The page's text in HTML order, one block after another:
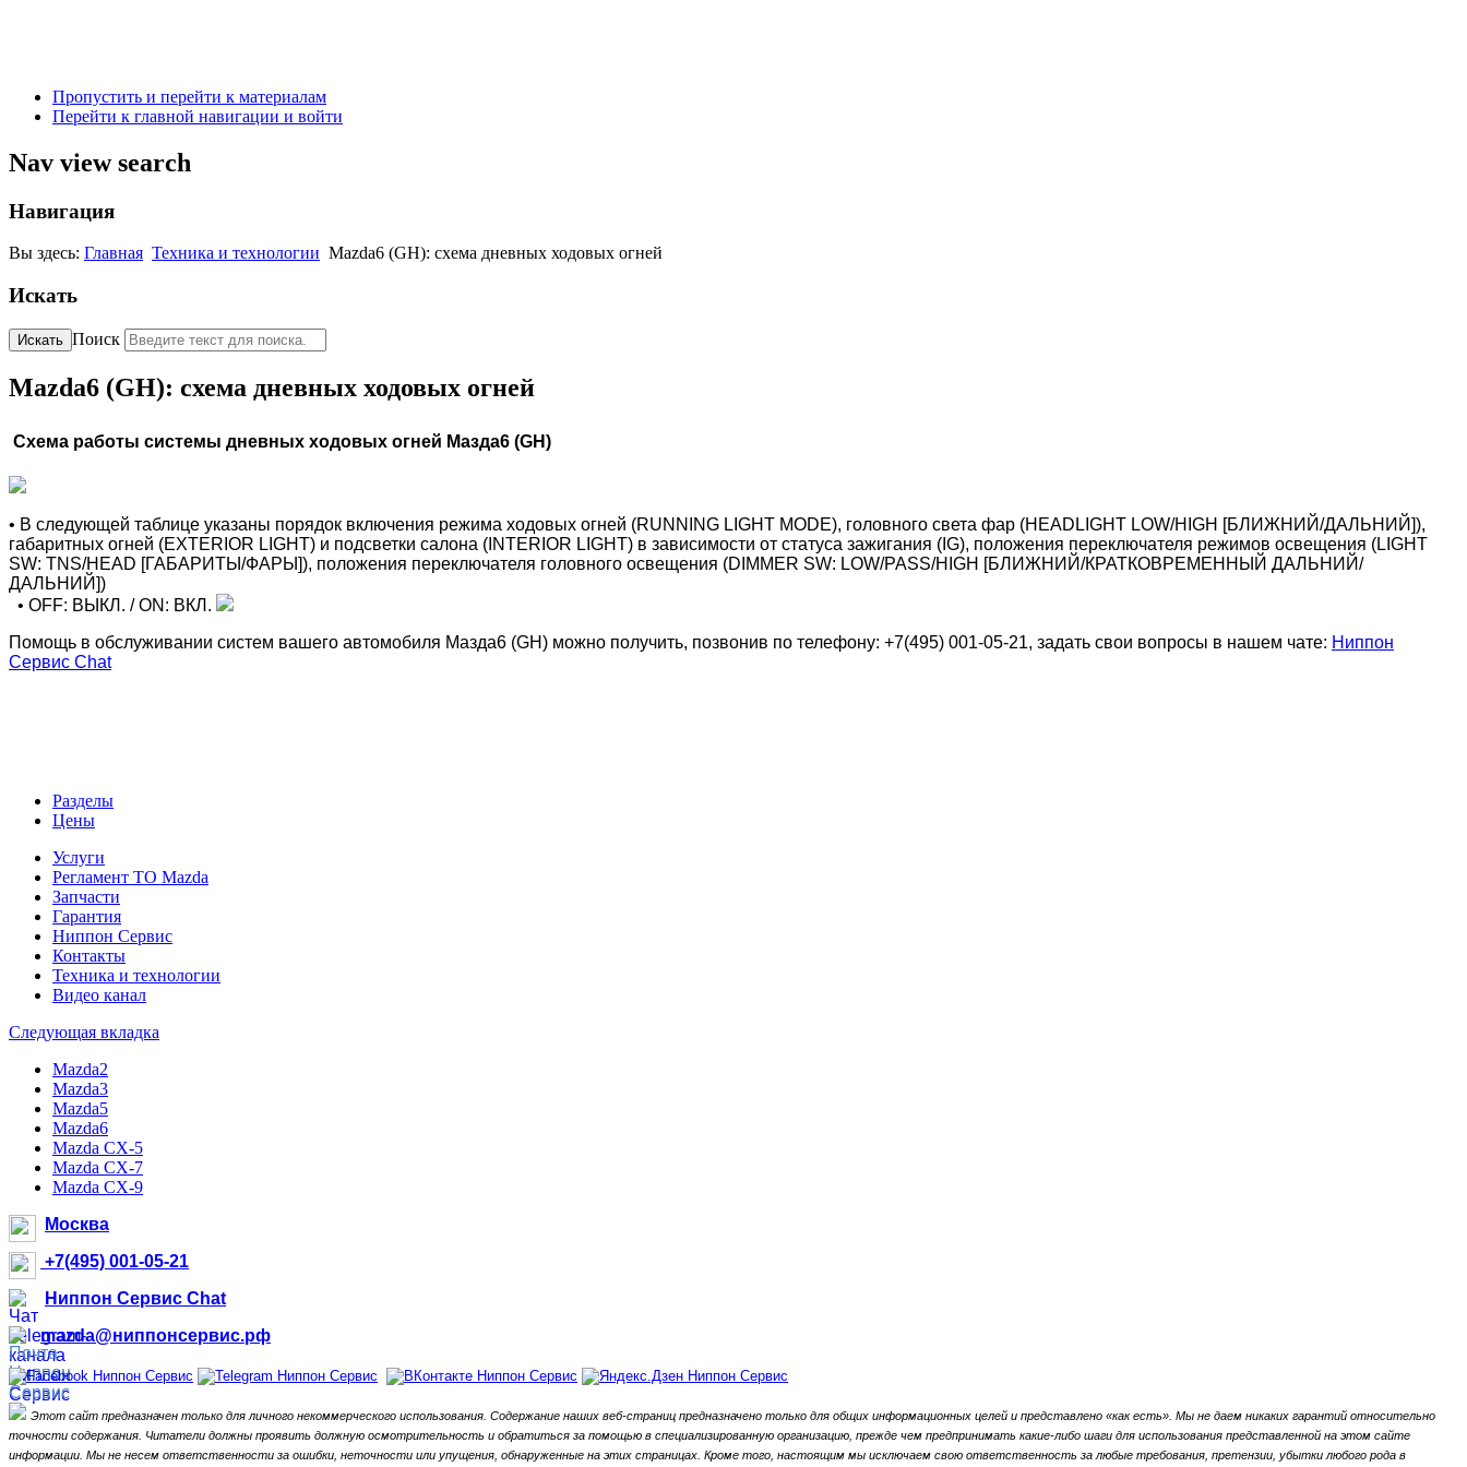
Пропустить и перейти к материалам
Перейти к главной навигации и войти
Nav view search
Навигация
Вы здесь: Главная Техника и технологии Mazda6 (GH): схема дневных ходовых огней
Искать
Искать Поиск
Mazda6 (GH): схема дневных ходовых огней
Схема работы системы дневных ходовых огней Мазда6 (GH)
• В следующей таблице указаны порядок включения режима ходовых огней (RUNNING LIGHT MODE), головного света фар (HEADLIGHT LOW/HIGH [БЛИЖНИЙ/ДАЛЬНИЙ]),
габаритных огней (EXTERIOR LIGHT) и подсветки салона (INTERIOR LIGHT) в зависимости от статуса зажигания (IG), положения переключателя режимов освещения (LIGHT
SW: TNS/HEAD [ГАБАРИТЫ/ФАРЫ]), положения переключателя головного освещения (DIMMER SW: LOW/PASS/HIGH [БЛИЖНИЙ/КРАТКОВРЕМЕННЫЙ ДАЛЬНИЙ/
ДАЛЬНИЙ])
• OFF: ВЫКЛ. / ON: ВКЛ.
Помощь в обслуживании систем вашего автомобиля Мазда6 (GH) можно получить, позвонив по телефону: +7(495) 001-05-21, задать свои вопросы в нашем чате: Ниппон
Сервис Chat
Разделы
Цены
Услуги
Регламент ТО Mazda
Запчасти
Гарантия
Ниппон Сервис
Контакты
Техника и технологии
Видео канал
Следующая вкладка
Mazda2
Mazda3
Mazda5
Mazda6
Mazda CX-5
Mazda CX-7
Mazda CX-9
Москва
+7(495) 001-05-21
Ниппон Сервис Chat
mazda@ниппонсервис.рф
Этот сайт предназначен только для личного некоммерческого использования. Содержание наших веб-страниц предназначено только для общих информационных целей и представлено «как есть». Мы не даем никаких гарантий относительно
точности содержания. Читатели должны проявить должную осмотрительность и обратиться за помощью в специализированную организацию, прежде чем предпринимать какие-либо шаги для использования представленной на этом сайте
информации. Мы не несем ответственности за ошибки, неточности или упущения, обнаруженные на этих страницах. Кроме того, настоящим мы исключаем свою ответственность за любые требования, претензии, убытки любого рода в